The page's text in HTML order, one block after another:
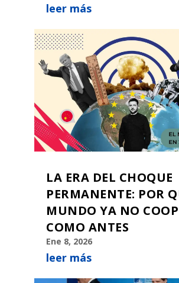
leer más
LA ERA DEL CHOQUE
PERMANENTE: POR
MUNDO YA NO
COMO ANTES
Ene 8, 2026
leer más